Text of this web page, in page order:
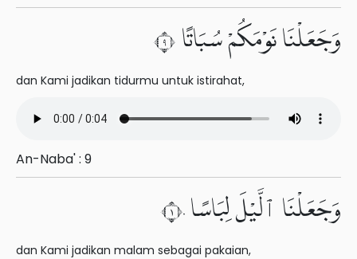
وَجَعَلْنَا نَوْمَكُمْ سُبَاتًا ٩
dan Kami jadikan tidurmu untuk istirahat,
An-Naba' : 9
وَجَعَلْنَا ٱلَّيْلَ لِبَاسًا ١٠
dan Kami jadikan malam sebagai pakaian,